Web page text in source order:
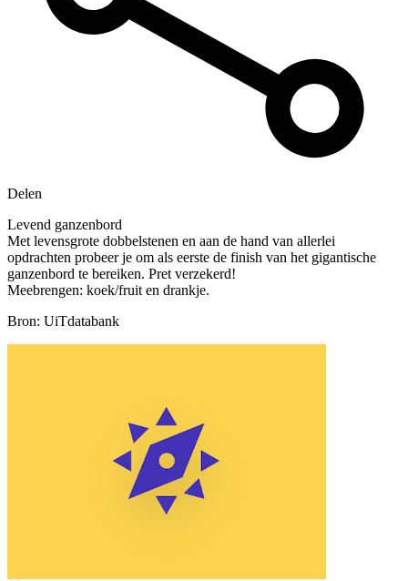
Delen
Levend ganzenbord
Met levensgrote dobbelstenen en aan de hand van allerlei
opdrachten probeer je om als eerste de finish van het gigantische
ganzenbord te bereiken. Pret verzekerd!
Meebrengen: koek/fruit en drankje.
Bron: UiTdatabank